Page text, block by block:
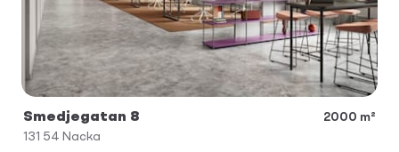
Smedjegatan 8
2000 m²
131 54 Nacka